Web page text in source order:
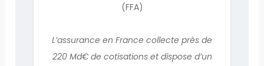
(FFA)
L’assurance en France collecte près de
220 Md€ de cotisations et dispose d’un